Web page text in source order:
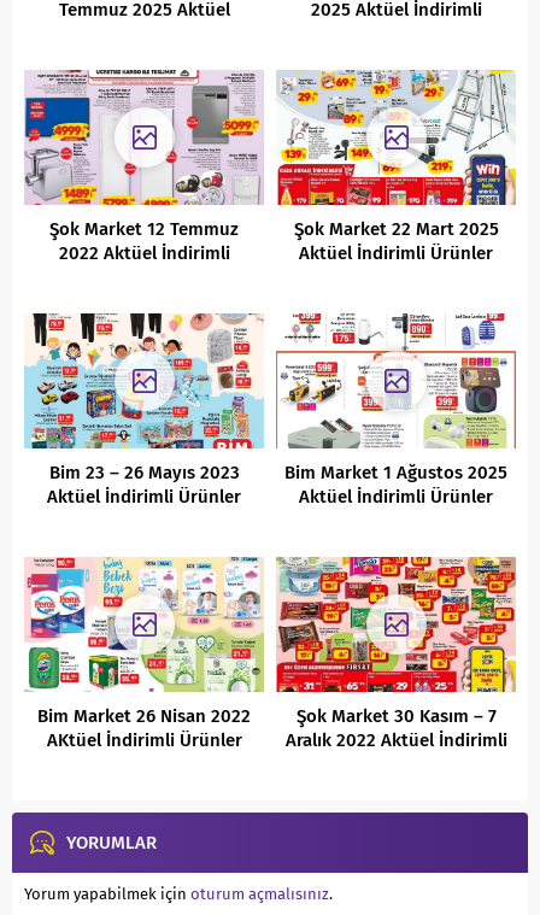
Temmuz 2025 Aktüel
2025 Aktüel İndirimli
Şok Market 12 Temmuz
2022 Aktüel İndirimli
Şok Market 22 Mart 2025
Aktüel İndirimli Ürünler
Bim 23 – 26 Mayıs 2023
Aktüel İndirimli Ürünler
Bim Market 1 Ağustos 2025
Aktüel İndirimli Ürünler
Bim Market 26 Nisan 2022
AKtüel İndirimli Ürünler
Şok Market 30 Kasım – 7
Aralık 2022 Aktüel İndirimli
YORUMLAR
Yorum yapabilmek için oturum açmalısınız.